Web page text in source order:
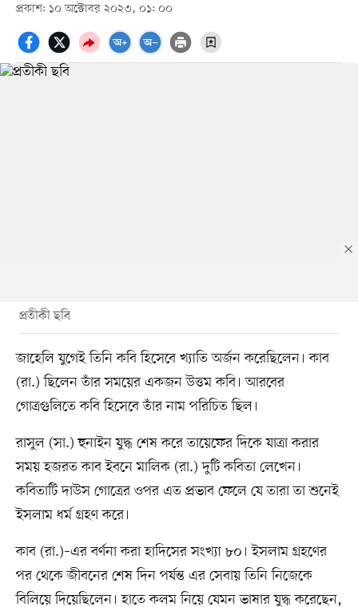
প্রকাশ: ১০ অক্টোবর ২০২৩, ০১: ০০
প্রতীকী ছবি
জাহেলি যুগেই তিনি কবি হিসেবে খ্যাতি অর্জন করেছিলেন। কাব
(রা.) ছিলেন তাঁর সময়ের একজন উত্তম কবি। আরবের
গোত্রগুলিতে কবি হিসেবে তাঁর নাম পরিচিত ছিল।
রাসুল (সা.) হুনাইন যুদ্ধ শেষ করে তায়েফের দিকে যাত্রা করার
সময় হজরত কাব ইবনে মালিক (রা.) দুটি কবিতা লেখেন।
কবিতাটি দাউস গোত্রের ওপর এত প্রভাব ফেলে যে তারা তা শুনেই
ইসলাম ধর্ম গ্রহণ করে।
কাব (রা.)–এর বর্ণনা করা হাদিসের সংখ্যা ৮০। ইসলাম গ্রহণের
পর থেকে জীবনের শেষ দিন পর্যন্ত এর সেবায় তিনি নিজেকে
বিলিয়ে দিয়েছিলেন। হাতে কলম নিয়ে যেমন ভাষার যুদ্ধ করেছেন,